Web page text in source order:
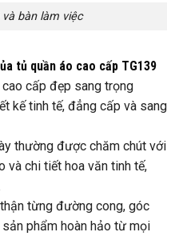
bàn làm việc
tủ quần áo cao cấp TG139
cấp đẹp sang trọng
kế tinh tế, đẳng cấp và sang
thường được chăm chút với
và chi tiết hoa văn tinh tế,
từng đường cong, góc
phẩm hoàn hảo từ mọi